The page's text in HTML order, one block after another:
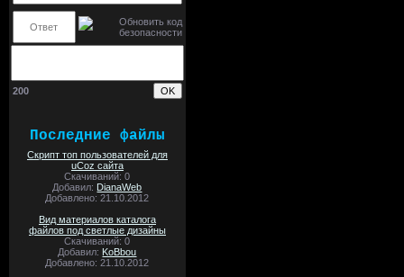
200
Последние файлы
Скрипт топ пользователей для
uCoz сайта
Скачиваний: 0
Добавил: DianaWeb
Добавлено: 21.10.2012
Вид материалов каталога
файлов под светлые дизайны
Скачиваний: 0
Добавил: KoBbou
Добавлено: 21.10.2012